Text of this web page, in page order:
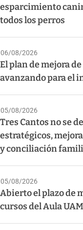
esparcimiento
todos los perros
06/08/2026
El plan de mejora
avanzando para el
05/08/2026
Tres Cantos no se
estratégicos,
y conciliación
05/08/2026
Abierto el plazo de
cursos del Aula